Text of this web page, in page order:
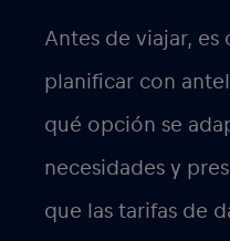
Antes de viajar, es
planificar con
qué opción se
necesidades y
que las tarifas de